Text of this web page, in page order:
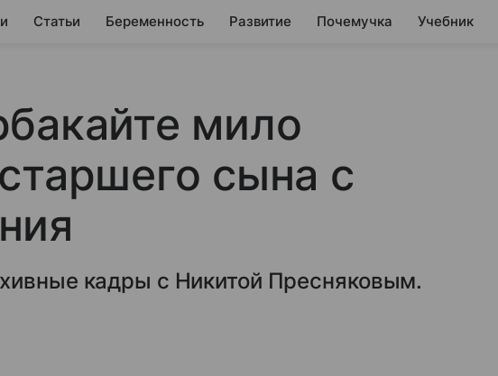
Статьи Беременность Развитие Почемучка Учебник
мило
сына с
кадры с Никитой Пресняковым.